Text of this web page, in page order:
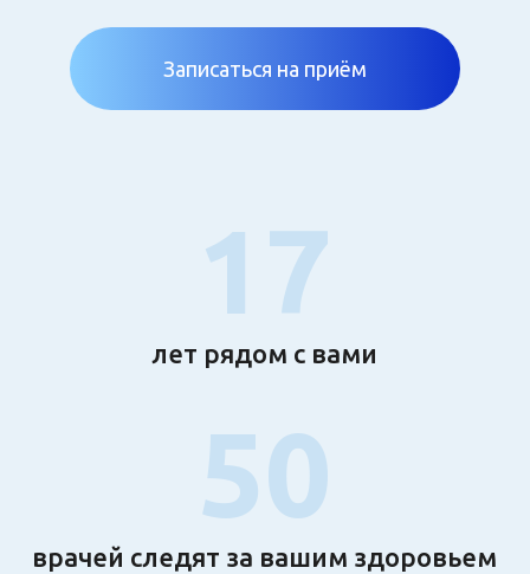
Записаться на приём
17
лет рядом с вами
50
врачей следят за вашим здоровьем